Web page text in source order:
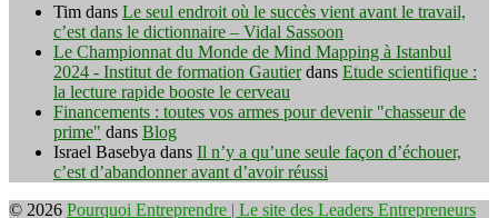
Tim dans Le seul endroit où le succès vient avant le travail,
c’est dans le dictionnaire – Vidal Sassoon
Le Championnat du Monde de Mind Mapping à Istanbul
2024 - Institut de formation Gautierdans Etude scientifique :
la lecture rapide booste le cerveau
Financements : toutes vos armes pour devenir "chasseur de
prime" dans Blog
Israel Basebya dans Il n’y a qu’une seule façon d’échouer,
c’est d’abandonner avant d’avoir réussi
© 2026 Pourquoi Entreprendre | Le site des Leaders Entrepreneurs